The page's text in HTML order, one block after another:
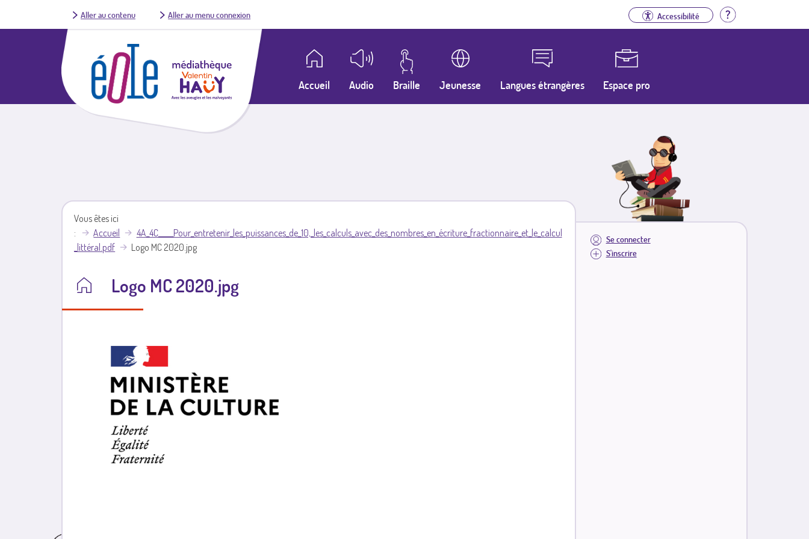
Aller au contenu Aller au menu connexion Accessibilité Aide
Accueil Audio Braille Jeunesse Langues étrangères Espace pro
Se connecter
S'inscrire
Vous êtes ici
Accueil
4A_4C_____Pour_entretenir_les_puissances_de_10,_les_calculs_avec_des_nombres_en_écriture_fractionnaire_et_le_calcul
_littéral.pdf
Logo MC 2020.jpg
Logo MC 2020.jpg